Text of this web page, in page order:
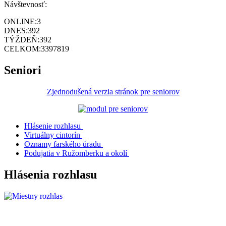
Návštevnosť:
ONLINE:3
DNES:392
TÝŽDEŇ:392
CELKOM:3397819
Seniori
Zjednodušená verzia stránok pre seniorov
Hlásenie rozhlasu
Virtuálny cintorín
Oznamy farského úradu
Podujatia v Ružomberku a okolí
Hlásenia rozhlasu